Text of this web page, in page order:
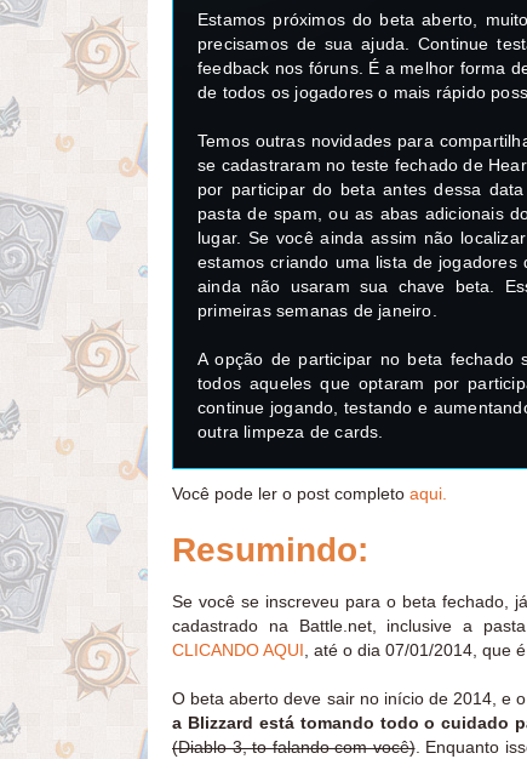
Estamos próximos do beta aberto,
precisamos de sua ajuda. Continue
feedback nos fóruns. É a melhor forma
de todos os jogadores o mais rápido
Temos outras novidades para
se cadastraram no teste fechado de
por participar do beta antes dessa
pasta de spam, ou as abas adicionais
lugar. Se você ainda assim não
estamos criando uma lista de
ainda não usaram sua chave beta.
primeiras semanas de janeiro.
A opção de participar no beta fechado
todos aqueles que optaram por
continue jogando, testando e
outra limpeza de cards.
Você pode ler o post completo aqui.
Resumindo:
Se você se inscreveu para o beta fechado,
cadastrado na Battle.net, inclusive a
CLICANDO AQUI , até o dia 07/01/2014, que
O beta aberto deve sair no início de 2014, e
a Blizzard está tomando todo o cuidado
(Diablo 3, to falando com você). Enquanto